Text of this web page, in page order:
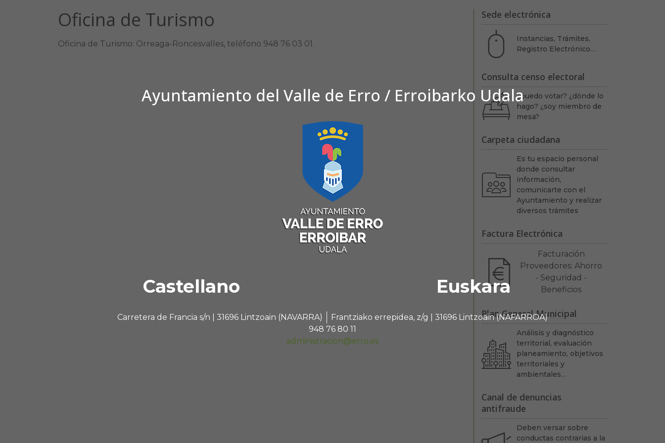
Ayuntamiento del Valle de Erro / Erroibarko Udala
Castellano Euskara
Carretera de Francia s/n | 31696 Lintzoain (NAVARRA)
Frantziako errepidea, z/g | 31696 Lintzoain (NAFARROA)
948 76 80 11
administracion@erro.es
Oficina de Turismo
Oficina de Turismo: Orreaga-Roncesvalles, teléfono 948 76 03 01.
Sede electrónica
Instancias, Trámites,
Registro Electrónico…
Consulta censo electoral
¿puedo votar? ¿dónde lo
hago? ¿soy miembro de
mesa?
Carpeta ciudadana
Es tu espacio personal
donde consultar
información,
comunicarte con el
Ayuntamiento y realizar
diversos trámites
Factura Electrónica
Facturación
Proveedores: Ahorro
- Seguridad -
Beneficios
Plan General Municipal
Análisis y diagnóstico
territorial, evaluación
planeamiento, objetivos
territoriales y
ambientales…
Canal de denuncias
antifraude
Deben versar sobre
conductas contrarias a la